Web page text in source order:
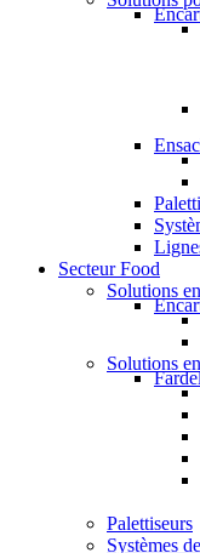
Secteur Food
Solutions
Solutions
Palettiseurs
Systèmes